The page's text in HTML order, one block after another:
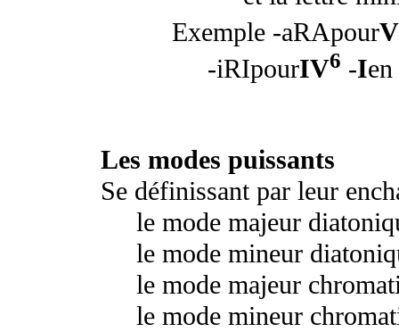
Exemple -aRApourV
-iRIpourIV6 -I
Les modes puissants
Se définissant par leur
le mode majeur
le mode mineur
le mode majeur
le mode mineur